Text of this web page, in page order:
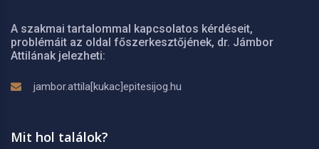
A szakmai tartalommal kapcsolatos kérdéseit,
problémáit az oldal főszerkesztőjének, dr. Jámbor
Attilának jelezheti:
jambor.attila[kukac]epitesijog.hu
Mit hol találok?